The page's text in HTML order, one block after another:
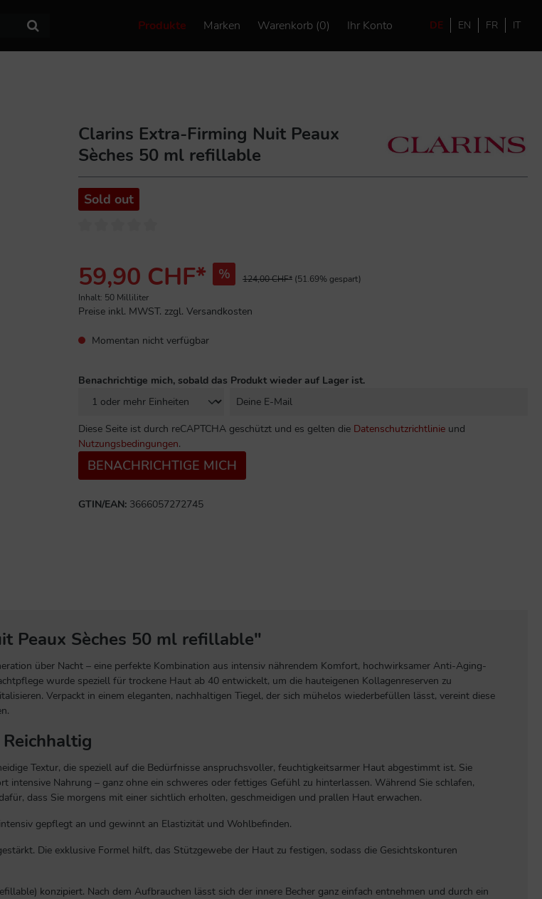
Produkte Marken Warenkorb (0) Ihr Konto DE EN FR IT
Clarins Extra-Firming Nuit Peaux
Sèches 50 ml refillable
Sold out
59,90 CHF* % 124,00 CHF* (51.69% gespart)
Inhalt: 50 Milliliter
Preise inkl. MWST. zzgl. Versandkosten
Momentan nicht verfügbar
Benachrichtige mich, sobald das Produkt wieder auf Lager ist.
Diese Seite ist durch reCAPTCHA geschützt und es gelten die Datenschutzrichtlinie und
Nutzungsbedingungen.
BENACHRICHTIGE MICH
GTIN/EAN: 3666057272745
Peaux Sèches 50 ml refillable"
über Nacht – eine perfekte Kombination aus intensiv nährendem Komfort, hochwirksamer Anti-Aging-
wurde speziell für trockene Haut ab 40 entwickelt, um die hauteigenen Kollagenreserven zu
Verpackt in einem eleganten, nachhaltigen Tiegel, der sich mühelos wiederbefüllen lässt, vereint diese
Textur, die speziell auf die Bedürfnisse anspruchsvoller, feuchtigkeitsarmer Haut abgestimmt ist. Sie
Nahrung – ganz ohne ein schweres oder fettiges Gefühl zu hinterlassen. Während Sie schlafen,
dass Sie morgens mit einer sichtlich erholten, geschmeidigen und prallen Haut erwachen.
gepflegt an und gewinnt an Elastizität und Wohlbefinden.
Die exklusive Formel hilft, das Stützgewebe der Haut zu festigen, sodass die Gesichtskonturen
konzipiert. Nach dem Aufbrauchen lässt sich der innere Becher ganz einfach entnehmen und durch ein